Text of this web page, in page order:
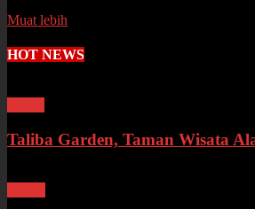
Muat lebih
HOT NEWS
Taliba Garden, Taman Wisata